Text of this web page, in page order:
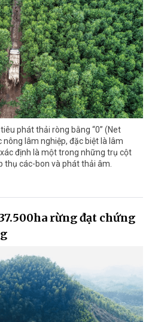
phát thải ròng bằng “0” (Net
lâm nghiệp, đặc biệt là lâm
định là một trong những trụ cột
thụ các-bon và phát thải âm.
rừng đạt chứng